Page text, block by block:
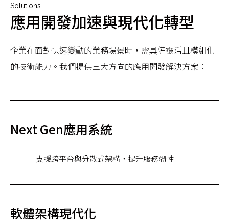
Solutions
應用開發加速與現代化轉型
企業在面對快速變動的業務場景時，需具備靈活且模組化
的技術能力。我們提供三大方向的應用開發解決方案：
Next Gen應用系統
支援跨平台與分散式架構，提升服務韌性
軟體架構現代化